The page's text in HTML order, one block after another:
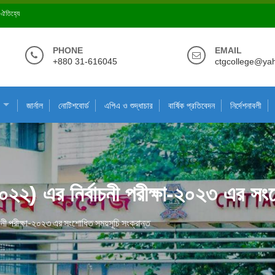
ঐতিহ্যে
PHONE
+880 31-616045
EMAIL
জার্নাল নোটিশবোর্ড এপিএ ও শুদ্ধাচার বার্ষিক প্রতিবেদন নির্দেশনাবলী
এর নির্বাচনী পরীক্ষা-২০২৩ এর
পরীক্ষা-২০২৩ এর সংশোধিত সময়সূচি সংক্রান্ত